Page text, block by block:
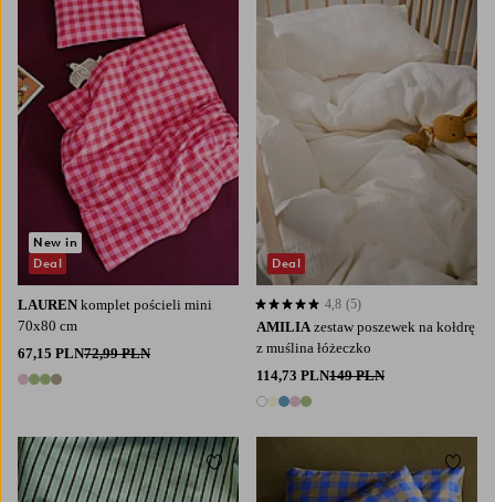
LAUREN komplet pościeli mini
70x80 cm
67,15 PLN72,99 PLN
4 kolory
New in
Deal
AMILIA zestaw poszewek na kołdrę
z muślina łóżeczko
114,73 PLN149 PLN
5 kolory
4,8 opierając się na 5 ocenach
4,8 (5)
Deal
Dodaj do ulubionych